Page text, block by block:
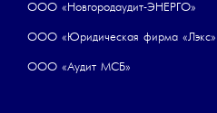
ООО «Новгородаудит-ЭНЕРГО»
ООО «Юридическая фирма «Лэкс»
ООО «Аудит МСБ»